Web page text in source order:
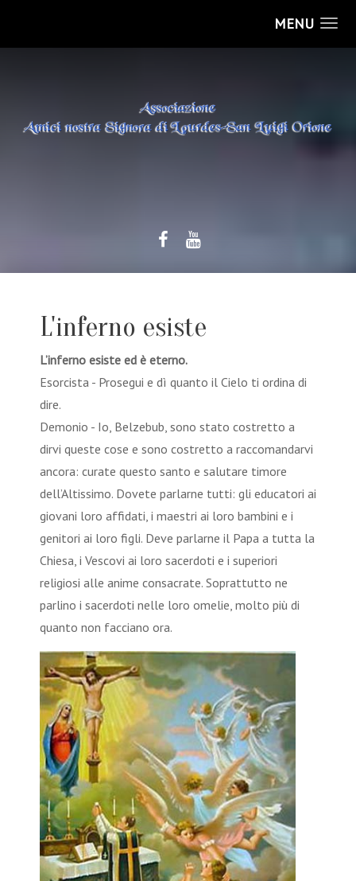
MENU
L'inferno esiste
L’inferno esiste ed è eterno.
Esorcista - Prosegui e dì quanto il Cielo ti ordina di
dire.
Demonio - Io, Belzebub, sono stato costretto a
dirvi queste cose e sono costretto a raccomandarvi
ancora: curate questo santo e salutare timore
dell’Altissimo. Dovete parlarne tutti: gli educatori ai
giovani loro affidati, i maestri ai loro bambini e i
genitori ai loro figli. Deve parlarne il Papa a tutta la
Chiesa, i Vescovi ai loro sacerdoti e i superiori
religiosi alle anime consacrate. Soprattutto ne
parlino i sacerdoti nelle loro omelie, molto più di
quanto non facciano ora.